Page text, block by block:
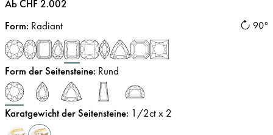
Preis:
Ab CHF 2.002
90°
Form: Radiant
Form der Seitensteine: Rund
Karatgewicht der Seitensteine: 1/2ct x 2